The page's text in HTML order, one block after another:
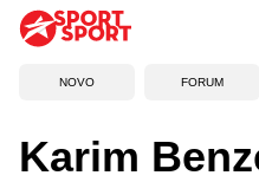
NOVO FORUM
Karim